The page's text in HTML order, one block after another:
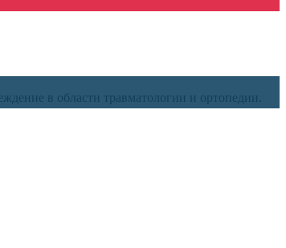
в области травматологии и ортопедии.